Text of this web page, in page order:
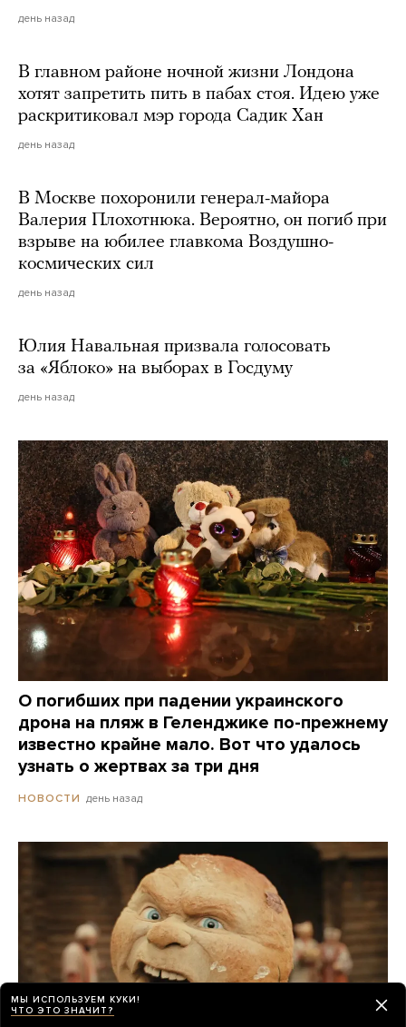
день назад
В главном районе ночной жизни Лондона
хотят запретить пить в пабах стоя. Идею уже
раскритиковал мэр города Садик Хан
день назад
В Москве похоронили генерал-майора
Валерия Плохотнюка. Вероятно, он погиб при
взрыве на юбилее главкома Воздушно-
космических сил
день назад
Юлия Навальная призвала голосовать
за «Яблоко» на выборах в Госдуму
день назад
О погибших при падении украинского
дрона на пляж в Геленджике по-прежнему
известно крайне мало. Вот что удалось
узнать о жертвах за три дня
НОВОСТИ день назад
МЫ ИСПОЛЬЗУЕМ КУКИ!
ЧТО ЭТО ЗНАЧИТ?